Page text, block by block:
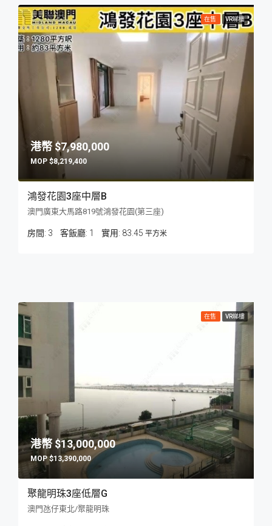
在售 VR睇樓
$7,980,000
$8,219,400
鴻發花園3座中層B
澳門廣東大馬路819號鴻發花園(第三座)
房間: 3 客飯廳: 1 83.45 平方米
在售 VR睇樓
$13,000,000
$13,390,000
聚龍明珠3座低層G
澳門氹仔東北/聚龍明珠